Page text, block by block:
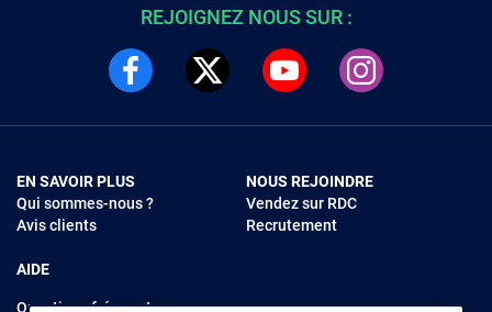
REJOIGNEZ NOUS SUR :
EN SAVOIR PLUS
Qui sommes-nous ?
Avis clients
AIDE
Questions fréquentes
NOUS REJOINDRE
Vendez sur RDC
Recrutement